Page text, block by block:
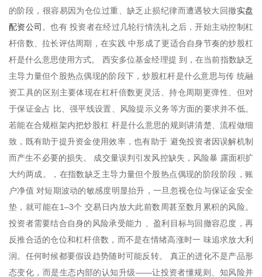
的阶段，很容易因为仓位过重、缺乏止损纪律而遭遇较大回撤实盘
配资公司。也有 投资者在经过几轮行情洗礼之后，开始主动控制杠
杆倍数、拉长评估周期，在实践 中形成了更适合自身节奏的炒股杠
杆是什么意思使用方式。 西安多位基金经理提 到，在当前指数缺乏
主导力量但个股热点偶现的阶段下，炒股杠杆是什么意思与传 统融
资工具的区别主要体现在杠杆倍数更灵活、持仓周期更弹性、但对
于保证金占 比、强平线设置、风险提示义务等方面的要求并不低。
若能在合规框架内把炒股杠 杆是什么意思的规则讲清楚、流程做细
致，既有助于提升资金使用效率，也有助于 避免投资者因误解机制
而产生不必要的损失。 成交量误判引发风控缺失，风险暴 露面积扩
大约两成。，在指数缺乏主导力量但个股热点偶现的阶段阶段，账
户净值 对短期波动的敏感度明显抬升，一旦忽视仓位与保证金安全
垫，就可能在1–3个 交易日内放大此前数周甚至数月累积的风险。
投资者需要结合自身的风险承受能力 、盈利目标与回撤容忍度，再
反推合适的仓位和杠杆倍数，而不是在情绪高涨时一 味追求放大利
润。任何时候都要假设趋势随时可能反转。 真正的进化不是产品形
态变化，而是生态内部的认知升级——让投资者懂规则、知风险并